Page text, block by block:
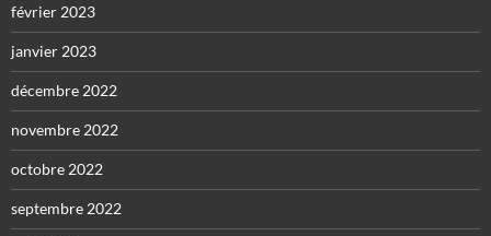
février 2023
janvier 2023
décembre 2022
novembre 2022
octobre 2022
septembre 2022